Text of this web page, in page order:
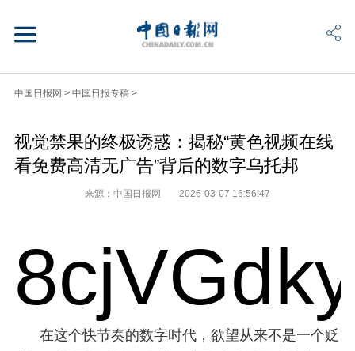
中国日报网 > 中国日报专稿 >
视觉禁果的终极诱惑：揭秘“黄色视频在线
看免费高清无广告”背后的数字乌托邦
来源：中国日报网 2026-03-07 16:56:47
在这个快节奏的数字时代，欲望从来不是一个贬